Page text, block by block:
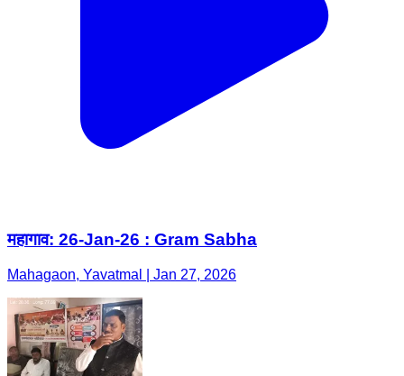
महागाव: 26-Jan-26 : Gram Sabha
Mahagaon, Yavatmal | Jan 27, 2026